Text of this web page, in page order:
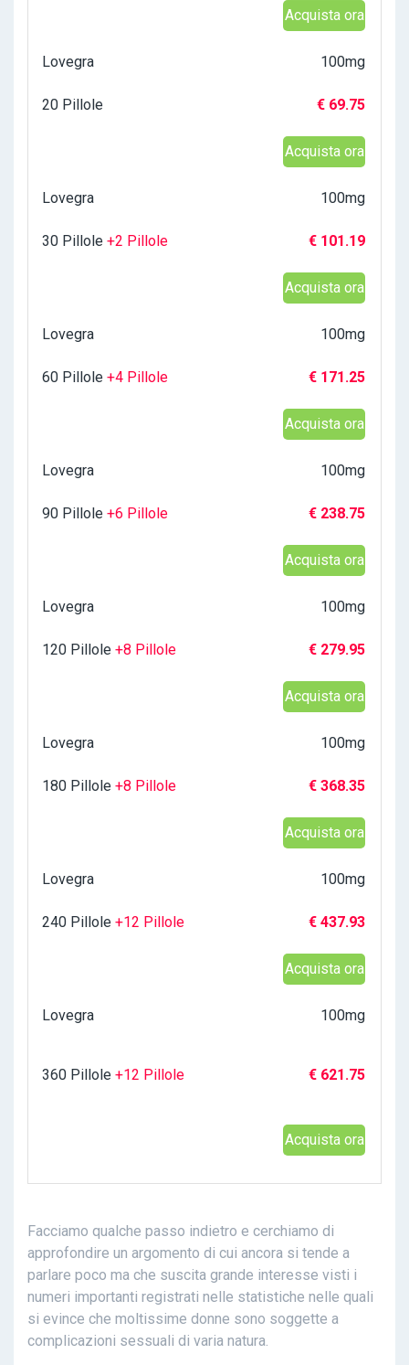
Acquista ora
Lovegra 100mg
20 Pillole € 69.75
Acquista ora
Lovegra 100mg
30 Pillole +2 Pillole € 101.19
Acquista ora
Lovegra 100mg
60 Pillole +4 Pillole € 171.25
Acquista ora
Lovegra 100mg
90 Pillole +6 Pillole € 238.75
Acquista ora
Lovegra 100mg
120 Pillole +8 Pillole € 279.95
Acquista ora
Lovegra 100mg
180 Pillole +8 Pillole € 368.35
Acquista ora
Lovegra 100mg
240 Pillole +12 Pillole € 437.93
Acquista ora
Lovegra 100mg
360 Pillole +12 Pillole € 621.75
Acquista ora
Facciamo qualche passo indietro e cerchiamo di
approfondire un argomento di cui ancora si tende a
parlare poco ma che suscita grande interesse visti i
numeri importanti registrati nelle statistiche nelle quali
si evince che moltissime donne sono soggette a
complicazioni sessuali di varia natura.